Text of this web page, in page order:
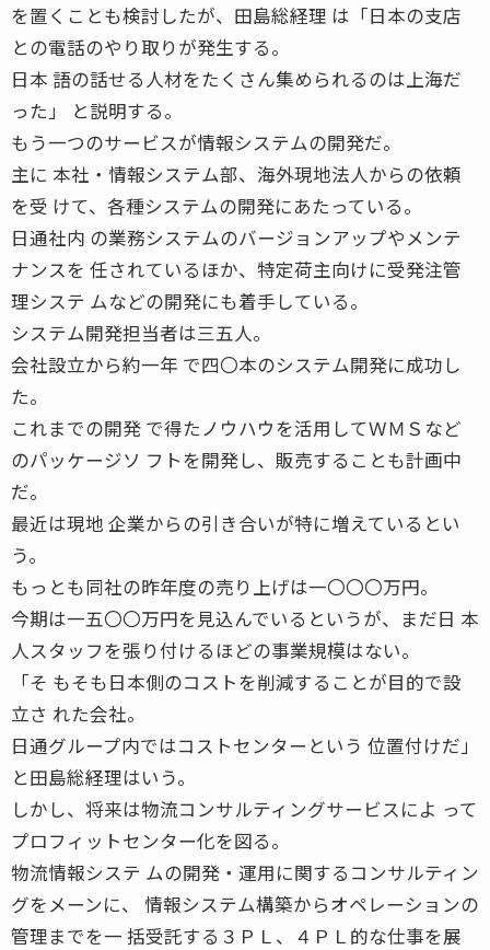
を置くことも検討したが、田島総経理 は「日本の支店
との電話のやり取りが発生する。
日本 語の話せる人材をたくさん集められるのは上海だ
った」 と説明する。
もう一つのサービスが情報システムの開発だ。
主に 本社・情報システム部、海外現地法人からの依頼
を受 けて、各種システムの開発にあたっている。
日通社内 の業務システムのバージョンアップやメンテ
ナンスを 任されているほか、特定荷主向けに受発注管
理システ ムなどの開発にも着手している。
システム開発担当者は三五人。
会社設立から約一年 で四〇本のシステム開発に成功し
た。
これまでの開発 で得たノウハウを活用してＷＭＳなど
のパッケージソ フトを開発し、販売することも計画中
だ。
最近は現地 企業からの引き合いが特に増えているとい
う。
もっとも同社の昨年度の売り上げは一〇〇〇万円。
今期は一五〇〇万円を見込んでいるというが、まだ日 本
人スタッフを張り付けるほどの事業規模はない。
「そ もそも日本側のコストを削減することが目的で設
立さ れた会社。
日通グループ内ではコストセンターという 位置付けだ」
と田島総経理はいう。
しかし、将来は物流コンサルティングサービスによ って
プロフィットセンター化を図る。
物流情報システ ムの開発・運用に関するコンサルティン
グをメーンに、 情報システム構築からオペレーションの
管理までを一 括受託する３ＰＬ、４ＰＬ的な仕事を展